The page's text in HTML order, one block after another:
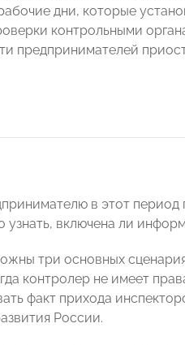
дни, которые
контрольными
предпринимателей
в этот
узнать, включена ли
три основных
контролер не имеет
факт прихода
России.